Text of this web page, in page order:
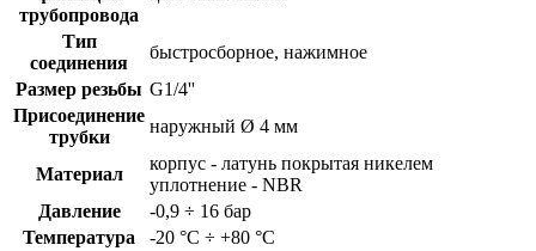
трубопровода
Тип
соединения
быстросборное, нажимное
Размер резьбы G1/4''
Присоединение
трубки
наружный Ø 4 мм
Материал
корпус - латунь покрытая никелем
уплотнение - NBR
Давление
-0,9 ÷ 16 бар
Температура
-20 °C ÷ +80 °C